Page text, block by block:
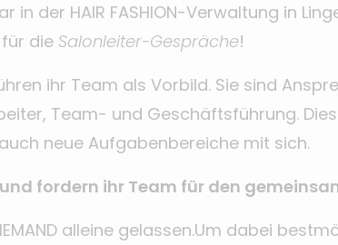
in der HAIR FASHION-Verwaltung in
die Salonleiter-Gespräche!
ihr Team als Vorbild. Sie sind
Team- und Geschäftsführung.
neue Aufgabenbereiche mit sich.
fordern ihr Team für den
alleine gelassen.Um dabei